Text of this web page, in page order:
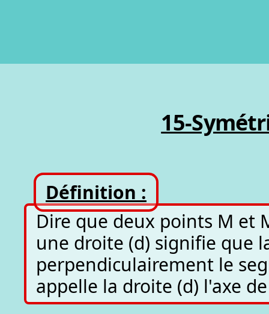
15-
Définition :
Dire que deux points M et
une droite (d) signifie que
perpendiculairement le
appelle la droite (d) l'axe